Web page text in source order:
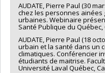
AUDATE, Pierre Paul (30
chez les personnes ainées
urbaines. Webinaire
Santé Publique du Québec,
AUDATE, Pierre Paul (18
urbain et la santé dans un
climatiques. Conférencier
étudiants de maitrise.
Université Laval Québec,